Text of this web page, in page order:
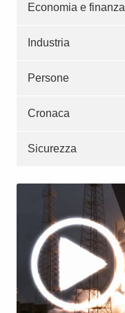
Economia e finanza
Industria
Persone
Cronaca
Sicurezza